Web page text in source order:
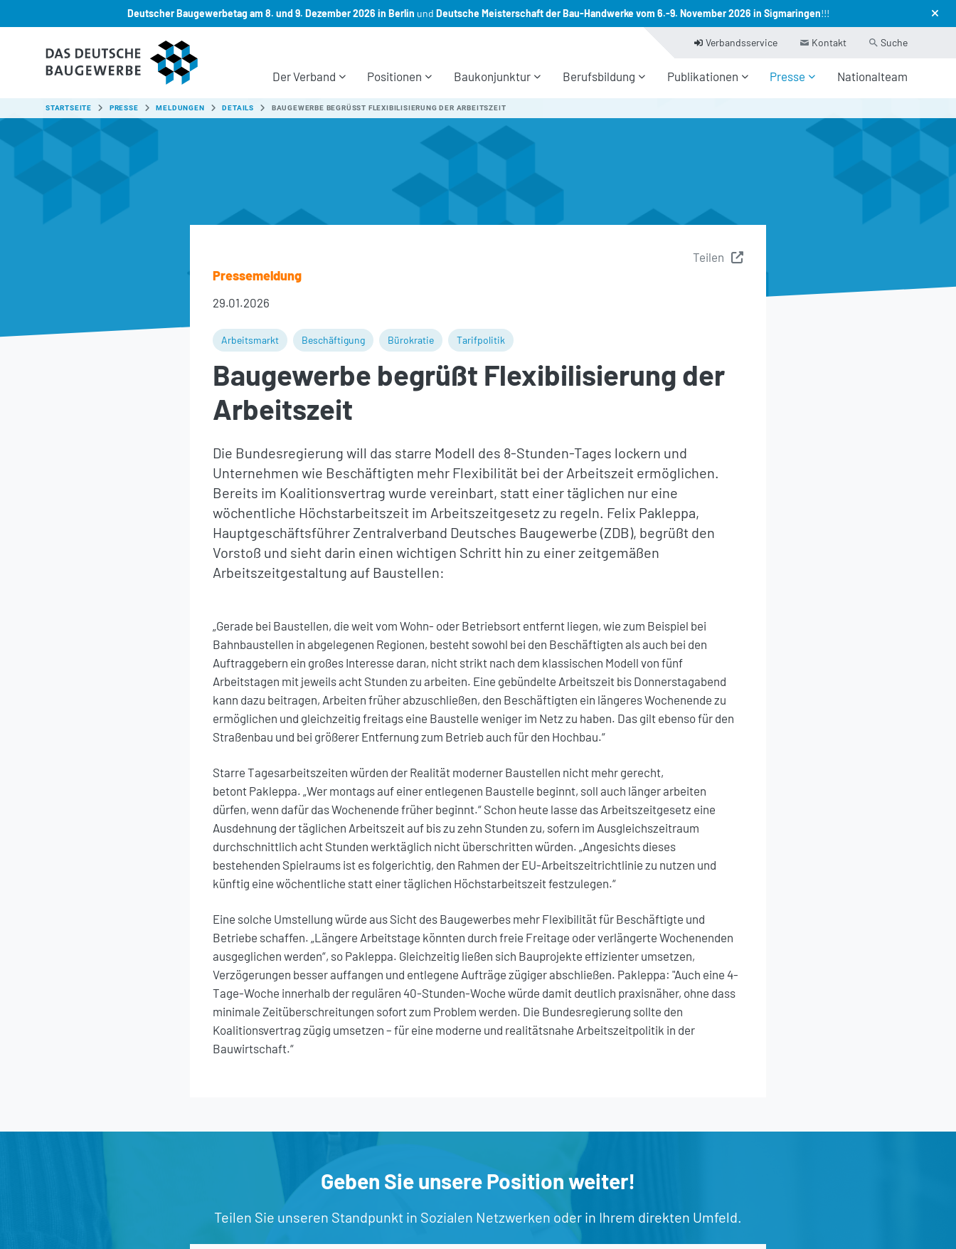
Deutscher Baugewerbetag am 8. und 9. Dezember 2026 in Berlin und Deutsche Meisterschaft der Bau-Handwerke vom 6.-9. November 2026 in Sigmaringen!!!
Der Verband Positionen Baukonjunktur Berufsbildung Publikationen Presse Nationalteam
Verbandsservice Kontakt Suche
SIE SIND HIER:
STARTSEITE PRESSE MELDUNGEN DETAILS BAUGEWERBE BEGRÜSST FLEXIBILISIERUNG DER ARBEITSZEIT
Teilen
Pressemeldung
29.01.2026
Arbeitsmarkt Beschäftigung Bürokratie Tarifpolitik
Baugewerbe begrüßt Flexibilisierung der
Arbeitszeit
Die Bundesregierung will das starre Modell des 8-Stunden-Tages lockern und
Unternehmen wie Beschäftigten mehr Flexibilität bei der Arbeitszeit ermöglichen.
Bereits im Koalitionsvertrag wurde vereinbart, statt einer täglichen nur eine
wöchentliche Höchstarbeitszeit im Arbeitszeitgesetz zu regeln. Felix Pakleppa,
Hauptgeschäftsführer Zentralverband Deutsches Baugewerbe (ZDB), begrüßt den
Vorstoß und sieht darin einen wichtigen Schritt hin zu einer zeitgemäßen
Arbeitszeitgestaltung auf Baustellen:
„Gerade bei Baustellen, die weit vom Wohn- oder Betriebsort entfernt liegen, wie zum Beispiel bei
Bahnbaustellen in abgelegenen Regionen, besteht sowohl bei den Beschäftigten als auch bei den
Auftraggebern ein großes Interesse daran, nicht strikt nach dem klassischen Modell von fünf
Arbeitstagen mit jeweils acht Stunden zu arbeiten. Eine gebündelte Arbeitszeit bis Donnerstagabend
kann dazu beitragen, Arbeiten früher abzuschließen, den Beschäftigten ein längeres Wochenende zu
ermöglichen und gleichzeitig freitags eine Baustelle weniger im Netz zu haben. Das gilt ebenso für den
Straßenbau und bei größerer Entfernung zum Betrieb auch für den Hochbau.“
Starre Tagesarbeitszeiten würden der Realität moderner Baustellen nicht mehr gerecht,
betont Pakleppa. „Wer montags auf einer entlegenen Baustelle beginnt, soll auch länger arbeiten
dürfen, wenn dafür das Wochenende früher beginnt.“ Schon heute lasse das Arbeitszeitgesetz eine
Ausdehnung der täglichen Arbeitszeit auf bis zu zehn Stunden zu, sofern im Ausgleichszeitraum
durchschnittlich acht Stunden werktäglich nicht überschritten würden. „Angesichts dieses
bestehenden Spielraums ist es folgerichtig, den Rahmen der EU-Arbeitszeitrichtlinie zu nutzen und
künftig eine wöchentliche statt einer täglichen Höchstarbeitszeit festzulegen.“
Eine solche Umstellung würde aus Sicht des Baugewerbes mehr Flexibilität für Beschäftigte und
Betriebe schaffen. „Längere Arbeitstage könnten durch freie Freitage oder verlängerte Wochenenden
ausgeglichen werden“, so Pakleppa. Gleichzeitig ließen sich Bauprojekte effizienter umsetzen,
Verzögerungen besser auffangen und entlegene Aufträge zügiger abschließen. Pakleppa: "Auch eine 4-
Tage-Woche innerhalb der regulären 40-Stunden-Woche würde damit deutlich praxisnäher, ohne dass
minimale Zeitüberschreitungen sofort zum Problem werden. Die Bundesregierung sollte den
Koalitionsvertrag zügig umsetzen – für eine moderne und realitätsnahe Arbeitszeitpolitik in der
Bauwirtschaft.“
Geben Sie unsere Position weiter!
Teilen Sie unseren Standpunkt in Sozialen Netzwerken oder in Ihrem direkten Umfeld.